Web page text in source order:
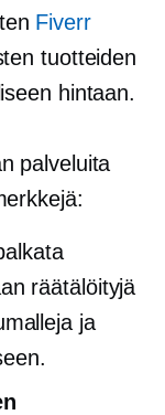
Fiverr
tuotteiden
hintaan.
palveluita
räätälöityjä
ja